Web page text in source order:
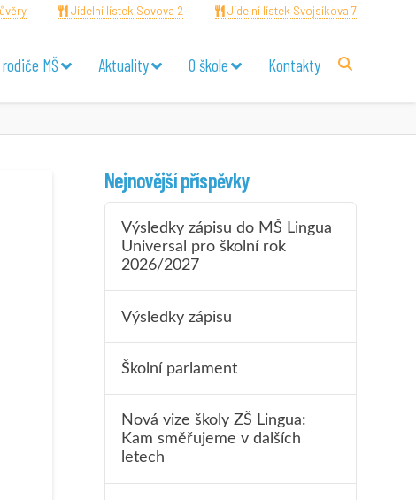
Jídelní lístek Sovova 2 Jídelní lístek Svojsíkova 7
MŠ Aktuality O škole Kontakty
Nejnovější příspěvky
Výsledky zápisu do MŠ Lingua
Universal pro školní rok
2026/2027
Výsledky zápisu
Školní parlament
Nová vize školy ZŠ Lingua:
Kam směřujeme v dalších
letech